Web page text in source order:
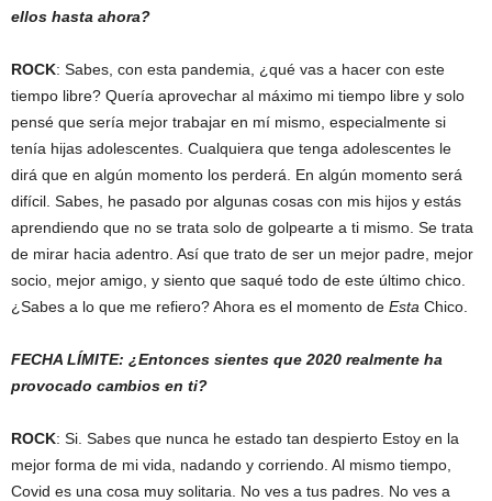
ellos hasta ahora?
ROCK: Sabes, con esta pandemia, ¿qué vas a hacer con este
tiempo libre? Quería aprovechar al máximo mi tiempo libre y solo
pensé que sería mejor trabajar en mí mismo, especialmente si
tenía hijas adolescentes. Cualquiera que tenga adolescentes le
dirá que en algún momento los perderá. En algún momento será
difícil. Sabes, he pasado por algunas cosas con mis hijos y estás
aprendiendo que no se trata solo de golpearte a ti mismo. Se trata
de mirar hacia adentro. Así que trato de ser un mejor padre, mejor
socio, mejor amigo, y siento que saqué todo de este último chico.
¿Sabes a lo que me refiero? Ahora es el momento de Esta Chico.
FECHA LÍMITE: ¿Entonces sientes que 2020 realmente ha
provocado cambios en ti?
ROCK: Si. Sabes que nunca he estado tan despierto Estoy en la
mejor forma de mi vida, nadando y corriendo. Al mismo tiempo,
Covid es una cosa muy solitaria. No ves a tus padres. No ves a